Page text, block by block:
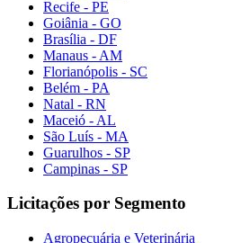
Recife - PE
Goiânia - GO
Brasília - DF
Manaus - AM
Florianópolis - SC
Belém - PA
Natal - RN
Maceió - AL
São Luís - MA
Guarulhos - SP
Campinas - SP
Licitações por Segmento
Agropecuária e Veterinária